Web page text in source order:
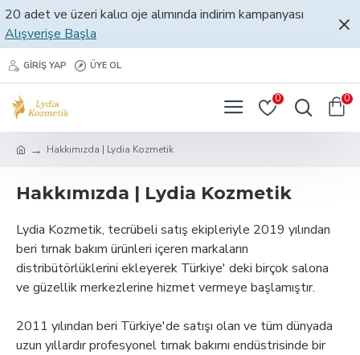
20 adet ve üzeri kalıcı oje alımında indirim kampanyası
Alışverişe Başla
GIRIŞ YAP ÜYE OL
0 0
Hakkımızda | Lydia Kozmetik
Hakkımızda | Lydia Kozmetik
Lydia Kozmetik, tecrübeli satış ekipleriyle 2019 yılından
beri tırnak bakım ürünleri içeren markaların
distribütörlüklerini ekleyerek Türkiye' deki birçok salona
ve güzellik merkezlerine hizmet vermeye başlamıştır.
2011 yılından beri Türkiye'de satışı olan ve tüm dünyada
uzun yıllardır profesyonel tırnak bakımı endüstrisinde bir